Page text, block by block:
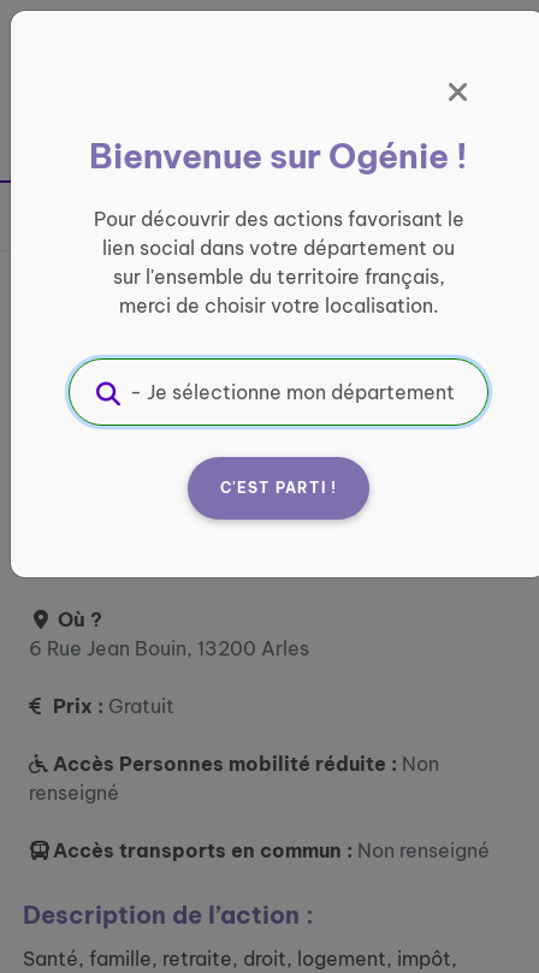
France entière
Bienvenue sur Ogénie !
Pour découvrir des actions favorisant le
lien social dans votre département ou
sur l'ensemble du territoire français,
merci de choisir votre localisation.
C'EST PARTI !
Partager sur
France services d’Arles
INFORMATIQUE ET ACCÈS AUX DROITS
Informations pratiques :
lundi : 09:00 - 12:30 mardi : 09:00 - 12:00 / 14:00
Où ?
6 Rue Jean Bouin, 13200 Arles
Prix : Gratuit
Accès Personnes mobilité réduite : Non
renseigné
Accès transports en commun : Non renseigné
Description de l’action :
Santé, famille, retraite, droit, logement, impôt,
Panneau de gestion des cookies